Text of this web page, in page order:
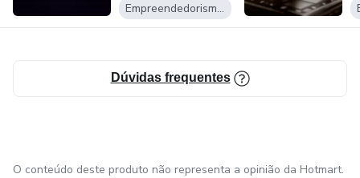
Empreendedorismo Digital
Dúvidas frequentes
O conteúdo deste produto não representa a opinião da Hotmart.